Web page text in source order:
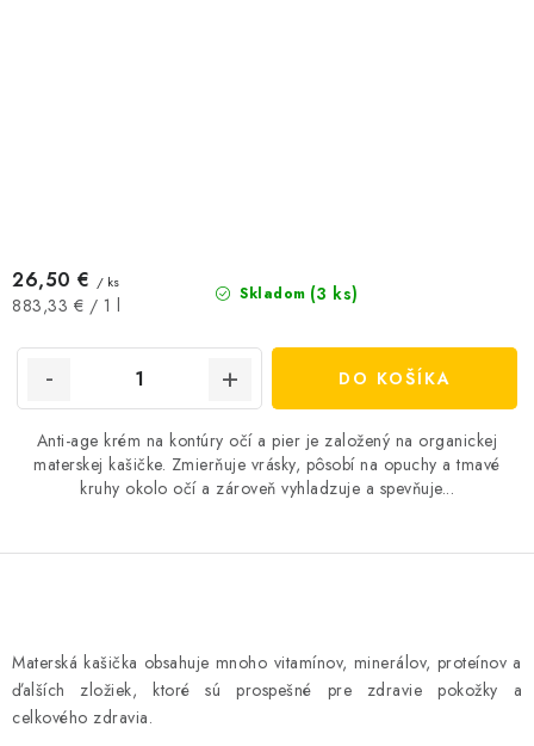
Skladom (3 ks)
26,50 € / ks
Jednotková
883,33 € / 1 l
DO KOŠÍKA
Anti-age krém na kontúry očí a pier je založený na organickej
materskej kašičke. Zmierňuje vrásky, pôsobí na opuchy a tmavé
kruhy okolo očí a zároveň vyhladzuje a spevňuje...
v
l
á
Materská kašička obsahuje mnoho vitamínov, minerálov, proteínov a
ďalších zložiek, ktoré sú prospešné pre zdravie pokožky a
celkového zdravia.